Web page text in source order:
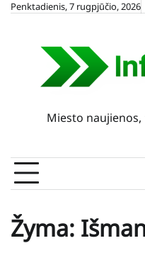
SkipPenktadienis, 7 rugpjūčio, 2026
Miesto
Žyma: